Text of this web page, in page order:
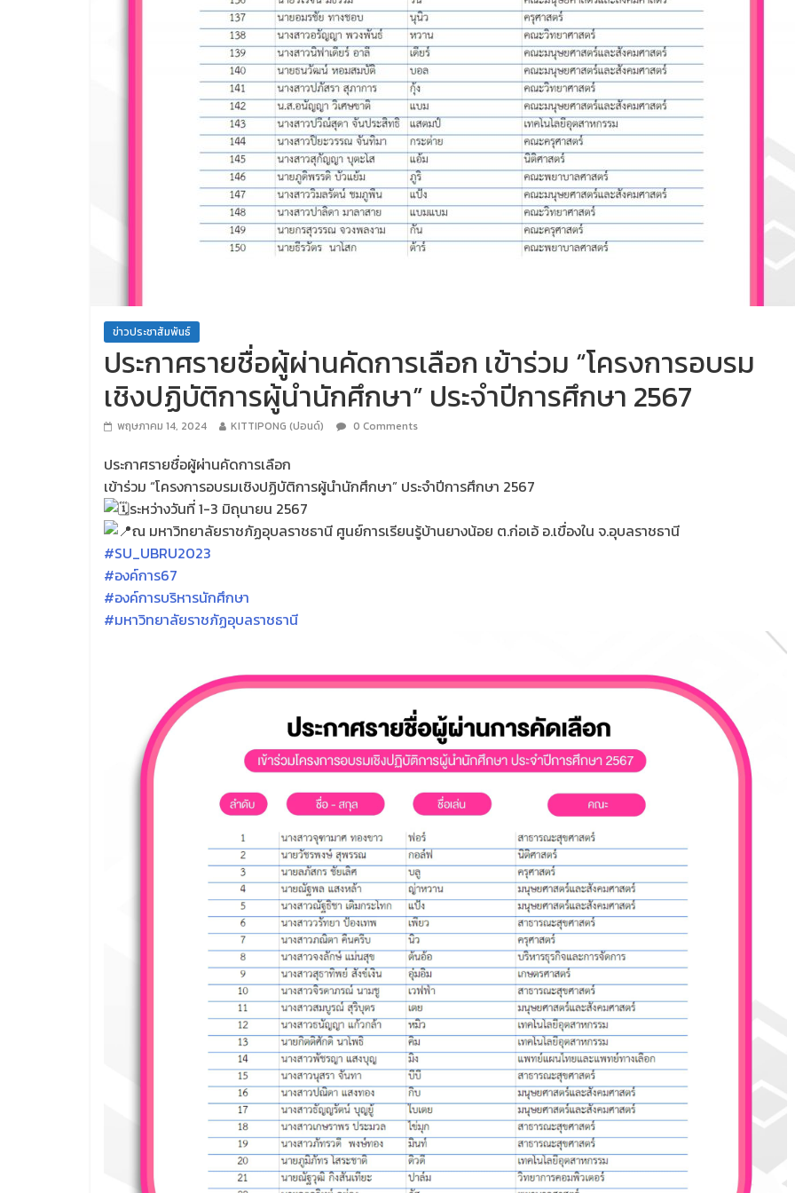
ข่าวประชาสัมพันธ์
ประกาศรายชื่อผู้ผ่านคัดการเลือก เข้าร่วม “โครงการอบรม
เชิงปฏิบัติการผู้นำนักศึกษา” ประจำปีการศึกษา 2567
พฤษภาคม 14, 2024 KITTIPONG (ปอนด์) 0 Comments
ประกาศรายชื่อผู้ผ่านคัดการเลือก
เข้าร่วม “โครงการอบรมเชิงปฏิบัติการผู้นำนักศึกษา” ประจำปีการศึกษา 2567
ระหว่างวันที่ 1-3 มิถุนายน 2567
ณ มหาวิทยาลัยราชภัฏอุบลราชธานี ศูนย์การเรียนรู้บ้านยางน้อย ต.ก่อเอ้ อ.เขื่องใน จ.อุบลราชธานี
#SU_UBRU2023
#องค์การ67
#องค์การบริหารนักศึกษา
#มหาวิทยาลัยราชภัฏอุบลราชธานี